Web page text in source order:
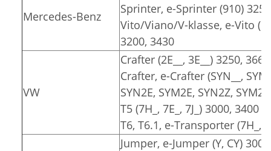
Mercedes-Benz
Sprinter, e-Sprinter (910)
Vito/Viano/V-klasse, e-Vito
3200, 3430
VW
Crafter (2E__, 3E__) 3250,
Crafter, e-Crafter (SYN__,
SYN2E, SYM2E, SYN2Z,
T5 (7H_, 7E_, 7J_) 3000, 3400
T6, T6.1, e-Transporter (7H_,
Jumper, e-Jumper (Y, CY)